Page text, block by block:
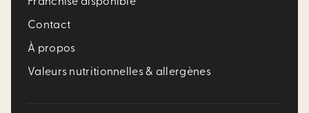
Contact
À propos
Valeurs nutritionnelles & allergènes